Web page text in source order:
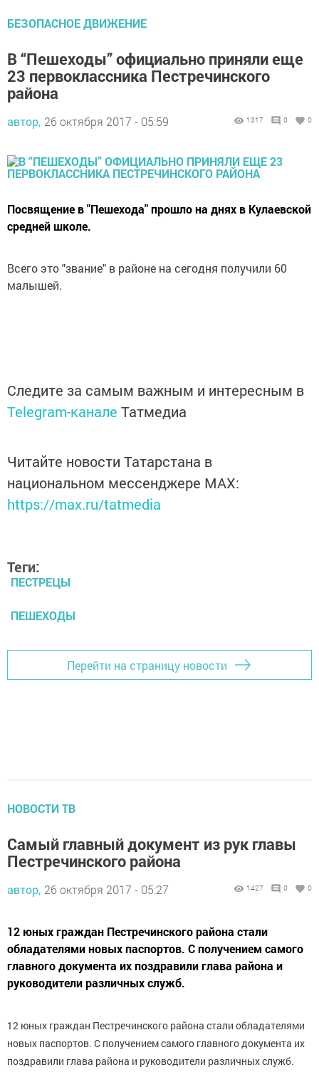
БЕЗОПАСНОЕ ДВИЖЕНИЕ
В “Пешеходы” официально приняли еще
23 первоклассника Пестречинского
района
автор, 26 октября 2017 - 05:59 1317 0 0
Посвящение в "Пешехода" прошло на днях в Кулаевской
средней школе.
Всего это "звание" в районе на сегодня получили 60
малышей.
Следите за самым важным и интересным в
Telegram-канале Татмедиа
Читайте новости Татарстана в
национальном мессенджере MАХ:
https://max.ru/tatmedia
Теги:
ПЕСТРЕЦЫ
ПЕШЕХОДЫ
Перейти на страницу новости
НОВОСТИ ТВ
Самый главный документ из рук главы
Пестречинского района
автор, 26 октября 2017 - 05:27 1427 0 0
12 юных граждан Пестречинского района стали
обладателями новых паспортов. С получением самого
главного документа их поздравили глава района и
руководители различных служб.
12 юных граждан Пестречинского района стали обладателями
новых паспортов. С получением самого главного документа их
поздравили глава района и руководители различных служб.